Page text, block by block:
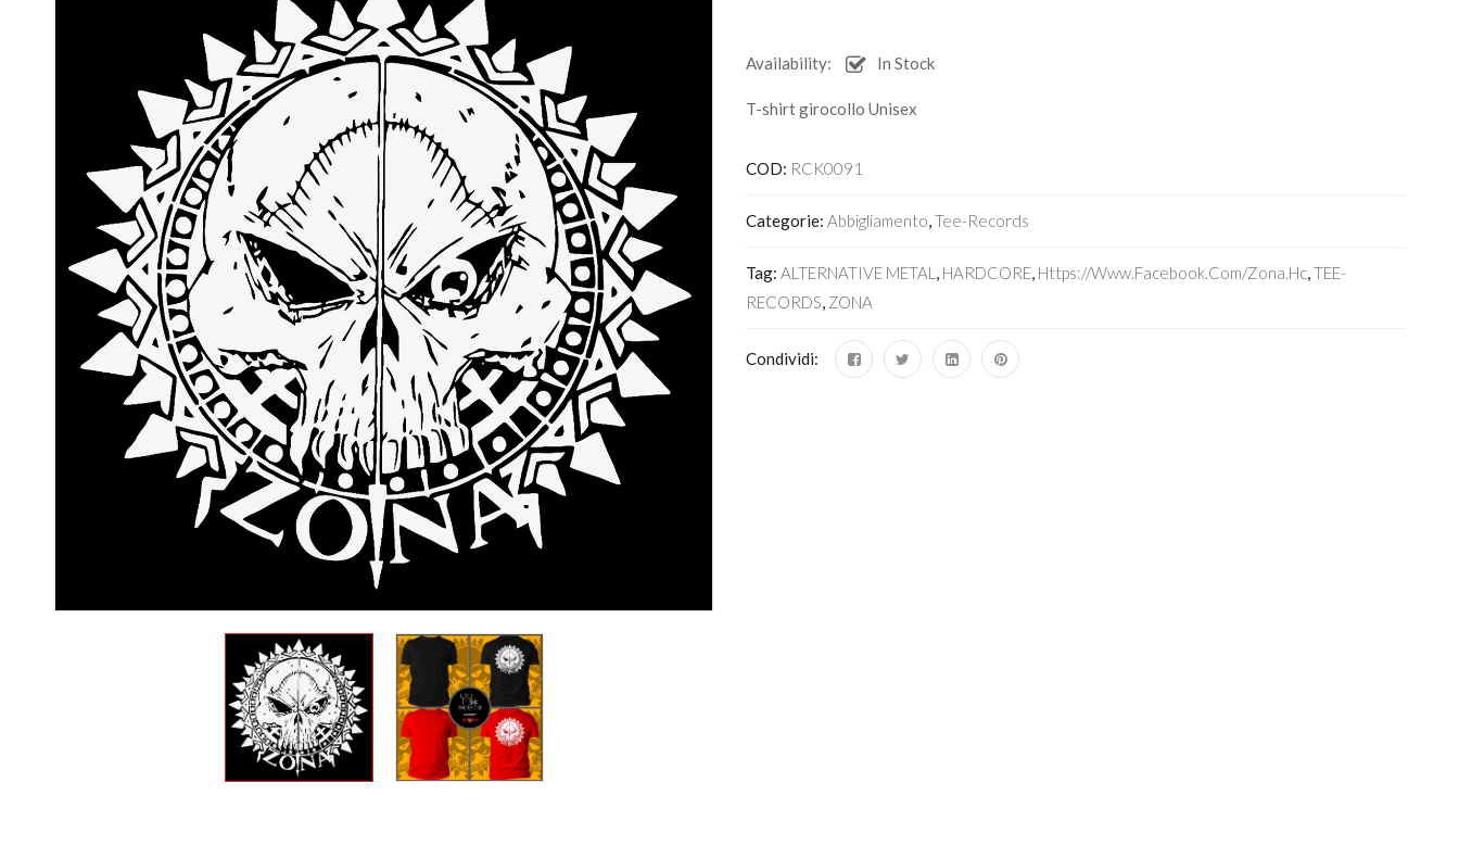
Availability: In Stock
T-shirt girocollo Unisex
COD: RCK0091
Categorie: Abbigliamento,Tee-Records
Tag: ALTERNATIVE METAL , HARDCORE, Https://www.facebook.com/zona.hc,TEE-
RECORDS, ZONA
Condividi: